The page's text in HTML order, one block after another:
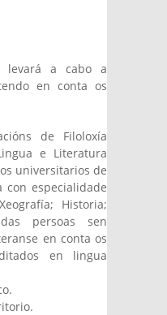
levará a cabo a
en conta os
de Filoloxía
e Literatura
universitarios de
especialidade
Historia;
persoas sen
en conta os
en lingua